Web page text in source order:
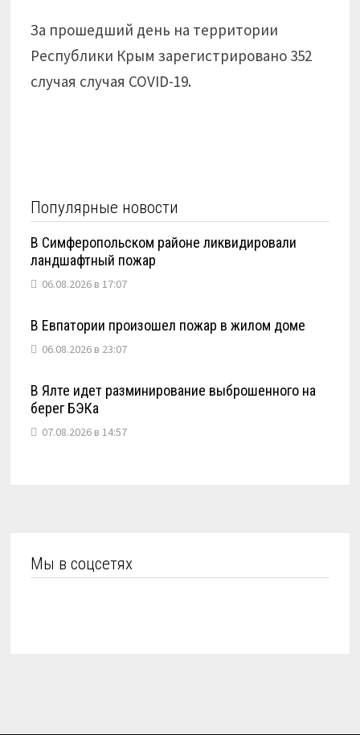
За прошедший день на территории
Республики Крым зарегистрировано 352
случая случая COVID-19.
Популярные новости
В Симферопольском районе ликвидировали
ландшафтный пожар
06.08.2026 в 17:07
В Евпатории произошел пожар в жилом доме
06.08.2026 в 23:07
В Ялте идет разминирование выброшенного на
берег БЭКа
07.08.2026 в 14:57
Мы в соцсетях